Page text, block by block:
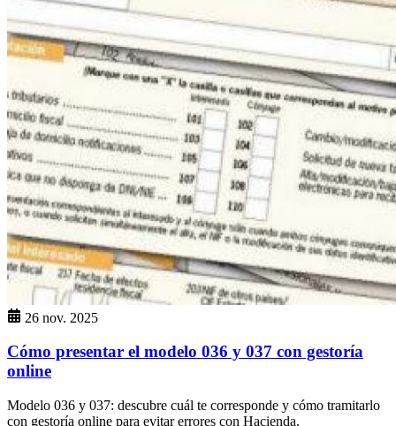
26 nov. 2025
Cómo presentar el modelo 036 y 037 con gestoría
online
Modelo 036 y 037: descubre cuál te corresponde y cómo tramitarlo
con gestoría online para evitar errores con Hacienda.